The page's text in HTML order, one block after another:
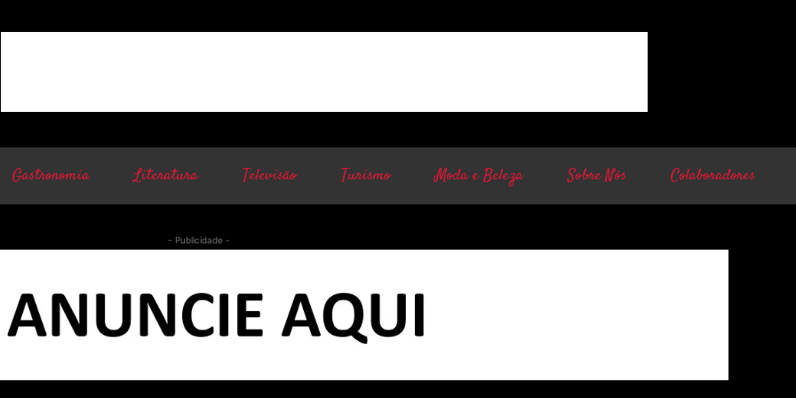
Gastronomia Literatura Televisão Turismo Moda e Beleza Sobre Nós Colaboradores
- Publicidade -